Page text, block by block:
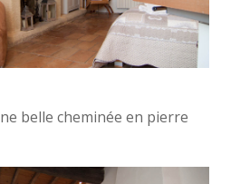
belle cheminée en pierre